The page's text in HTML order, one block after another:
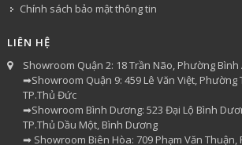
Chính sách bảo mật thông tin
LIÊN HỆ
Showroom Quận 2: 18 Trần Não, Phường Bình
➡Showroom Quận 9: 459 Lê Văn Việt, Phường
TP.Thủ Đức
➡Showroom Bình Dương: 523 Đại Lộ Bình
TP.Thủ Dầu Một, Bình Dương
➡ Showroom Biên Hòa: 709 Phạm Văn Thuận,